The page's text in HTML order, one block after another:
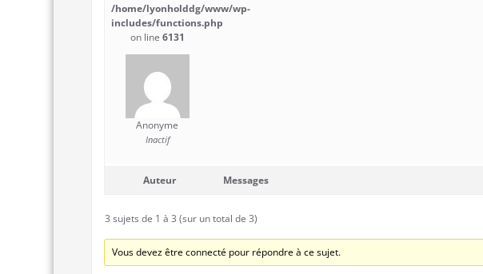
/home/lyonholddg/www/wp-
includes/functions.php
on line 6131
Anonyme
Inactif
Auteur Messages
3 sujets de 1 à 3 (sur un total de 3)
Vous devez être connecté pour répondre à ce sujet.